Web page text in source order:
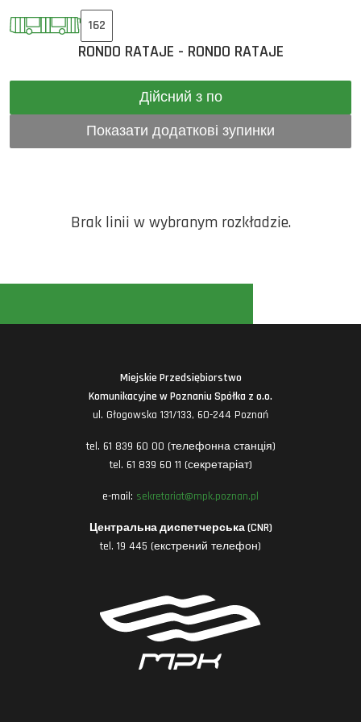
162
RONDO RATAJE - RONDO RATAJE
Дійсний з по
Показати додаткові зупинки
Brak linii w wybranym rozkładzie.
Miejskie Przedsiębiorstwo
Komunikacyjne w Poznaniu Spółka z o.o.
ul. Głogowska 131/133, 60-244 Poznań
tel. 61 839 60 00 (телефонна станція)
tel. 61 839 60 11 (секретаріат)
e-mail: sekretariat@mpk.poznan.pl
Центральна диспетчерська (CNR)
tel. 19 445 (екстрений телефон)